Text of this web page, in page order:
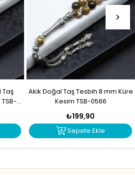
Akik Doğal Taş Tesbih 8 mm Küre
Kesim TSB-0566
₺199,90
Sepete Ekle